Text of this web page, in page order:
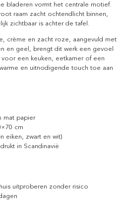
bladeren vormt het centrale motief.
raam zacht ochtendlicht binnen,
zichtbaar is achter de tafel.
crème en zacht roze, aangevuld met
en geel, brengt dit werk een gevoel
een keuken, eetkamer of een
en uitnodigende touch toe aan
mat papier
cm
eiken, zwart en wit)
in Scandinavië
uitproberen zonder risico